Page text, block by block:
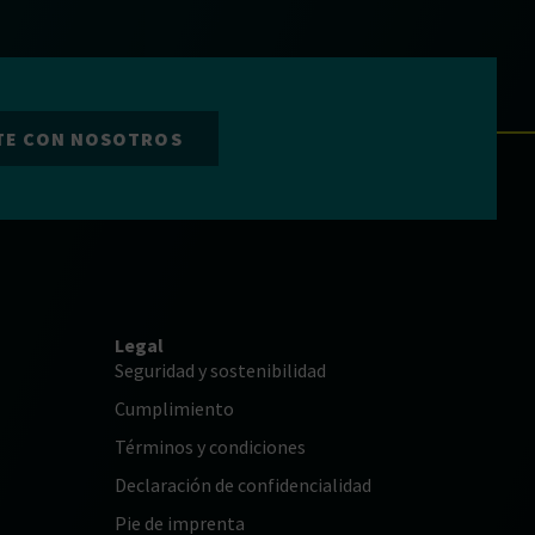
CON NOSOTROS
Legal
Seguridad y sostenibilidad
Cumplimiento
Términos y condiciones
Declaración de confidencialidad
Pie de imprenta